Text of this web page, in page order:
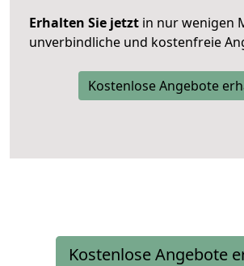
Erhalten Sie jetzt in nur wenigen
unverbindliche und kostenfreie
Kostenlose Angebote
Kostenlose Angebote